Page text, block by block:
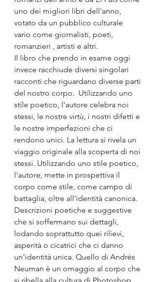
uno dei migliori libri dell'anno,
votato da un pubblico culturale
vario come giornalisti, poeti,
romanzieri , artisti e altri.
Il libro che prendo in esame oggi
invece racchiude diversi singolari
racconti che riguardano diverse parti
del nostro corpo.  Utilizzando uno
stile poetico, l'autore celebra noi
stessi, le nostre virtù, i nostri difetti e
le nostre imperfezioni che ci
rendono unici. La lettura si rivela un
viaggio originale alla scoperta di noi
stessi. Utilizzando uno stile poetico,
l'autore, mette in prospettiva il
corpo come stile, come campo di
battaglia, oltre all'identità canonica.
Descrizioni poetiche e suggestive
che si soffermano sui dettagli,
lodando soprattutto quei rilievi,
asperità o cicatrici che ci danno
un'identità unica. Quello di Andrés
Neuman è un omaggio al corpo che